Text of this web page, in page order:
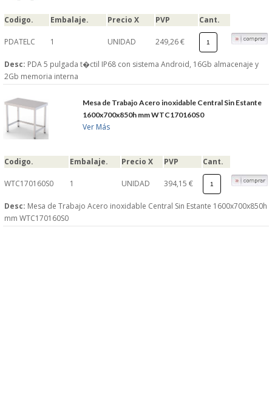
Codigo. Embalaje. Precio X PVP Cant.
PDATELC 1 UNIDAD 249,26 €
Desc: PDA 5 pulgada t�ctil IP68 con sistema Android, 16Gb almacenaje y
2Gb memoria interna
Mesa de Trabajo Acero inoxidable Central Sin Estante
1600x700x850h mm WTC170160S0
Ver Más
Codigo. Embalaje. Precio X PVP Cant.
WTC170160S0 1 UNIDAD 394,15 €
Desc: Mesa de Trabajo Acero inoxidable Central Sin Estante 1600x700x850h
mm WTC170160S0